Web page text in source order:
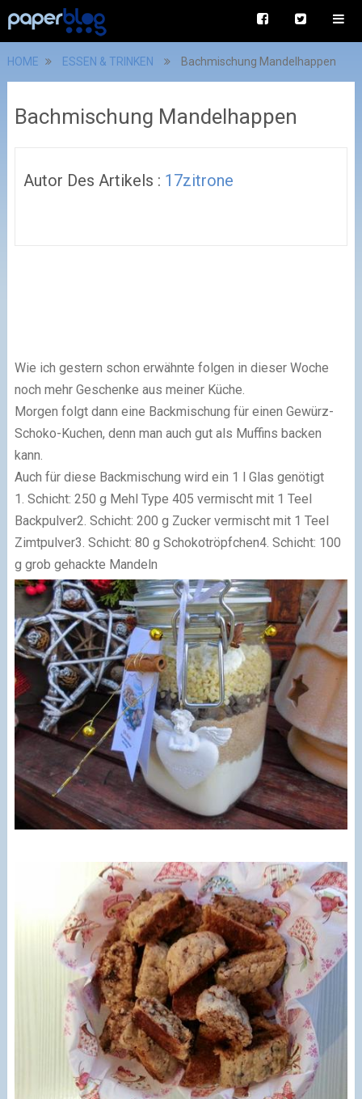
HOME ESSEN & TRINKEN Bachmischung Mandelhappen
Bachmischung Mandelhappen
Autor Des Artikels : 17zitrone
Wie ich gestern schon erwähnte folgen in dieser Woche
noch mehr Geschenke aus meiner Küche.
Morgen folgt dann eine Backmischung für einen Gewürz-
Schoko-Kuchen, denn man auch gut als Muffins backen
kann.
Auch für diese Backmischung wird ein 1 l Glas genötigt
1. Schicht: 250 g Mehl Type 405 vermischt mit 1 Teel
Backpulver2. Schicht: 200 g Zucker vermischt mit 1 Teel
Zimtpulver3. Schicht: 80 g Schokotröpfchen4. Schicht: 100
g grob gehackte Mandeln